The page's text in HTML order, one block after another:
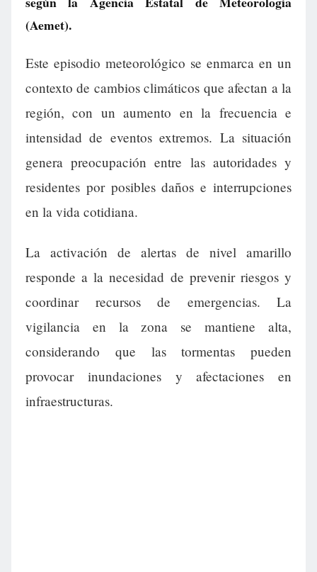
(Aemet).
Este episodio meteorológico se enmarca en un
contexto de cambios climáticos que afectan a la
región, con un aumento en la frecuencia e
intensidad de eventos extremos. La situación
genera preocupación entre las autoridades y
residentes por posibles daños e interrupciones
en la vida cotidiana.
La activación de alertas de nivel amarillo
responde a la necesidad de prevenir riesgos y
coordinar recursos de emergencias. La
vigilancia en la zona se mantiene alta,
considerando que las tormentas pueden
provocar inundaciones y afectaciones en
infraestructuras.